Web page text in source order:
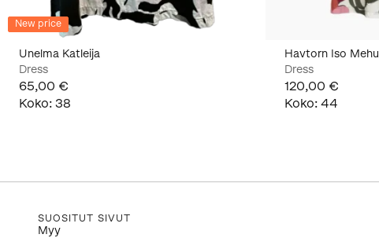
New price
Unelma Katleija
Dress
65,00 €
Koko: 38
Havtorn Iso Mehu
Dress
120,00 €
Koko: 44
SUOSITUT SIVUT
Myy